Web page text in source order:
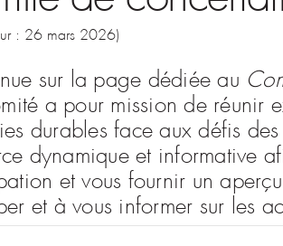
: 26 mars 2026)
sur la page dédiée au
a pour mission de réunir
durables face aux défis
dynamique et informative
et vous fournir un
et à vous informer sur les